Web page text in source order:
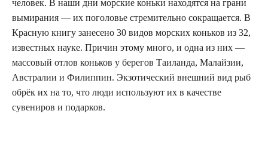
человек. В наши дни морские коньки находятся на грани
вымирания — их поголовье стремительно сокращается. В
Красную книгу занесено 30 видов морских коньков из 32,
известных науке. Причин этому много, и одна из них —
массовый отлов коньков у берегов Таиланда, Малайзии,
Австралии и Филиппин. Экзотический внешний вид рыб
обрёк их на то, что люди используют их в качестве
сувениров и подарков.